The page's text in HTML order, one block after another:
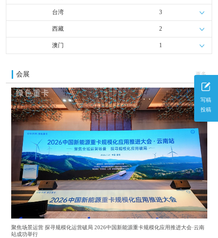
写稿
投稿
台湾 3
西藏 2
澳门 1
会展 更多
聚焦场景运营 探寻规模化运营破局 2026中国新能源重卡规模化应用推进大会·云南
站成功举行